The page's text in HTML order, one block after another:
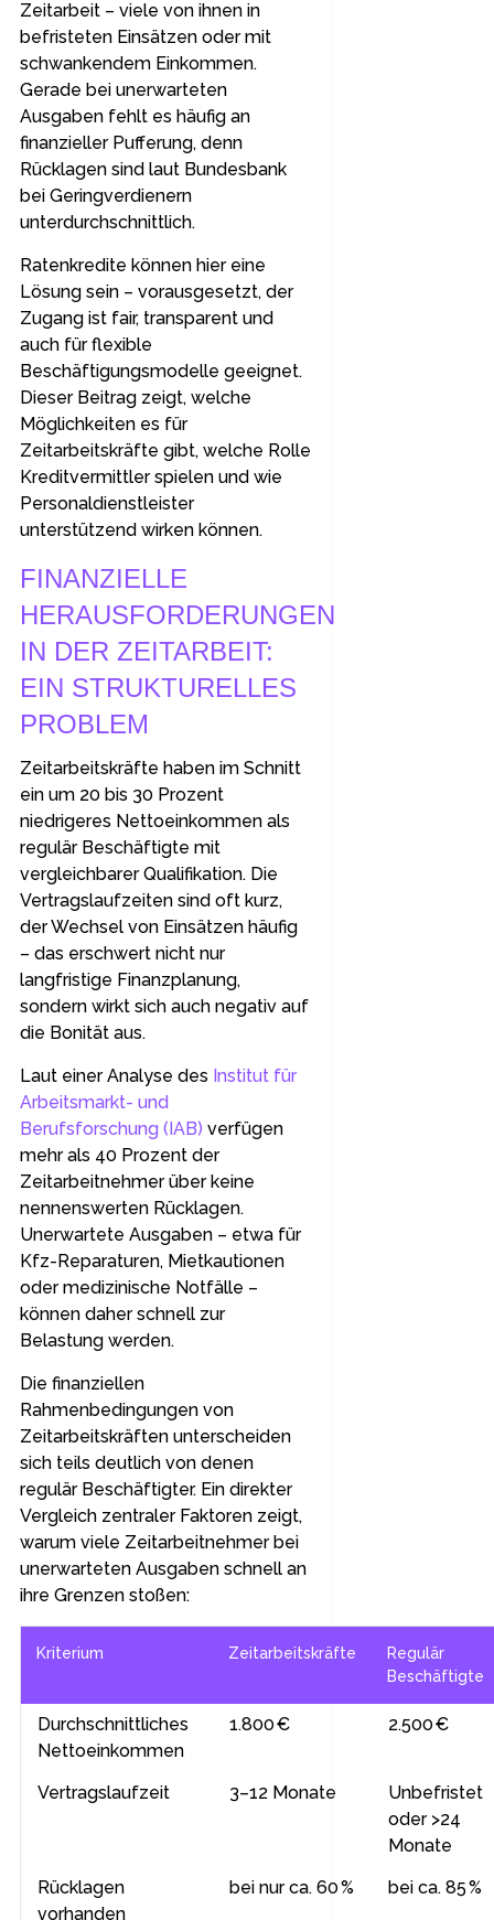
Zeitarbeit – viele von ihnen in
befristeten Einsätzen oder mit
schwankendem Einkommen.
Gerade bei unerwarteten
Ausgaben fehlt es häufig an
finanzieller Pufferung, denn
Rücklagen sind laut Bundesbank
bei Geringverdienern
unterdurchschnittlich.
Ratenkredite können hier eine
Lösung sein – vorausgesetzt, der
Zugang ist fair, transparent und
auch für flexible
Beschäftigungsmodelle geeignet.
Dieser Beitrag zeigt, welche
Möglichkeiten es für
Zeitarbeitskräfte gibt, welche Rolle
Kreditvermittler spielen und wie
Personaldienstleister
unterstützend wirken können.
FINANZIELLE
HERAUSFORDERUNGEN
IN DER ZEITARBEIT:
EIN STRUKTURELLES
PROBLEM
Zeitarbeitskräfte haben im Schnitt
ein um 20 bis 30 Prozent
niedrigeres Nettoeinkommen als
regulär Beschäftigte mit
vergleichbarer Qualifikation. Die
Vertragslaufzeiten sind oft kurz,
der Wechsel von Einsätzen häufig
– das erschwert nicht nur
langfristige Finanzplanung,
sondern wirkt sich auch negativ auf
die Bonität aus.
Laut einer Analyse des Institut für
Arbeitsmarkt- und
Berufsforschung (IAB) verfügen
mehr als 40 Prozent der
Zeitarbeitnehmer über keine
nennenswerten Rücklagen.
Unerwartete Ausgaben – etwa für
Kfz-Reparaturen, Mietkautionen
oder medizinische Notfälle –
können daher schnell zur
Belastung werden.
Die finanziellen
Rahmenbedingungen von
Zeitarbeitskräften unterscheiden
sich teils deutlich von denen
regulär Beschäftigter. Ein direkter
Vergleich zentraler Faktoren zeigt,
warum viele Zeitarbeitnehmer bei
unerwarteten Ausgaben schnell an
ihre Grenzen stoßen:
Kriterium Zeitarbeitskräfte
Regulär
Beschäftigte
Durchschnittliches
Nettoeinkommen
1.800 € 2.500 €
Vertragslaufzeit 3–12 Monate
Unbefristet
oder >24
Monate
Rücklagen
vorhanden
bei nur ca. 60 % bei ca. 85 %